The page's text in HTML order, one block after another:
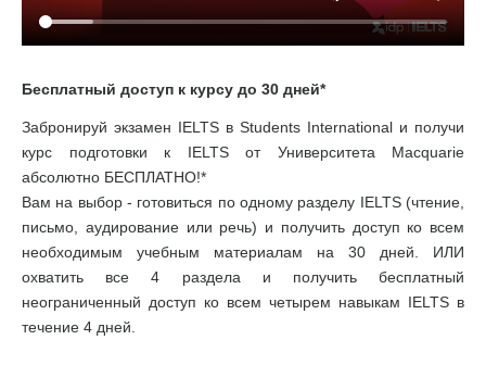
Бесплатный доступ к курсу до 30 дней*
Забронируй экзамен IELTS в Students International и получи
курс подготовки к IELTS от Университета Macquarie
абсолютно БЕСПЛАТНО!*
Вам на выбор - готовиться по одному разделу IELTS (чтение,
письмо, аудирование или речь) и получить доступ ко всем
необходимым учебным материалам на 30 дней. ИЛИ
охватить все 4 раздела и получить бесплатный
неограниченный доступ ко всем четырем навыкам IELTS в
течение 4 дней.